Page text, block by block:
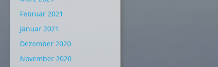
Februar 2021
Januar 2021
Dezember 2020
November 2020